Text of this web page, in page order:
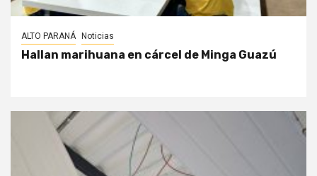
ALTO PARANÁ Noticias
Hallan marihuana en cárcel de Minga Guazú